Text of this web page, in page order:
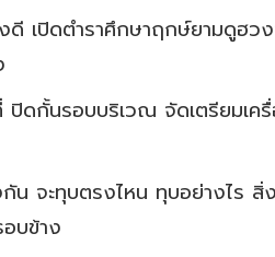
ดี เปิดตำราศึกษาฤกษ์ยามดูฮว
ปิดกั้นรอบบริเวณ จัดเตรียมเค
น จะทุบตรงไหน ทุบอย่างไร สิ่
บข้าง